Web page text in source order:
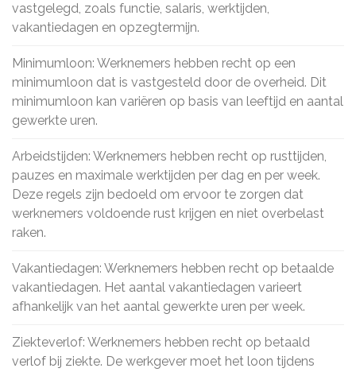
vastgelegd, zoals functie, salaris, werktijden,
vakantiedagen en opzegtermijn.
Minimumloon: Werknemers hebben recht op een
minimumloon dat is vastgesteld door de overheid. Dit
minimumloon kan variëren op basis van leeftijd en aantal
gewerkte uren.
Arbeidstijden: Werknemers hebben recht op rusttijden,
pauzes en maximale werktijden per dag en per week.
Deze regels zijn bedoeld om ervoor te zorgen dat
werknemers voldoende rust krijgen en niet overbelast
raken.
Vakantiedagen: Werknemers hebben recht op betaalde
vakantiedagen. Het aantal vakantiedagen varieert
afhankelijk van het aantal gewerkte uren per week.
Ziekteverlof: Werknemers hebben recht op betaald
verlof bij ziekte. De werkgever moet het loon tijdens